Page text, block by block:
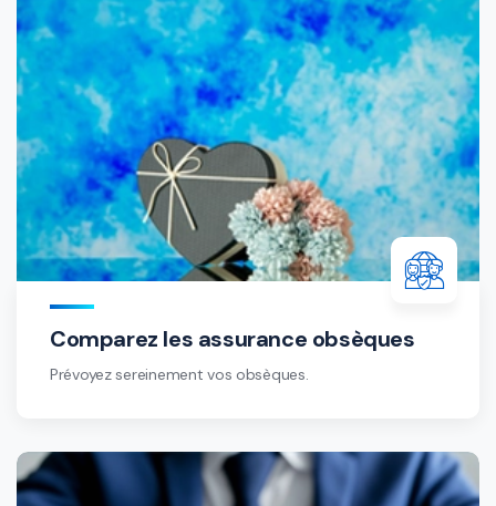
Comparez les assurance obsèques
Prévoyez sereinement vos obsèques.